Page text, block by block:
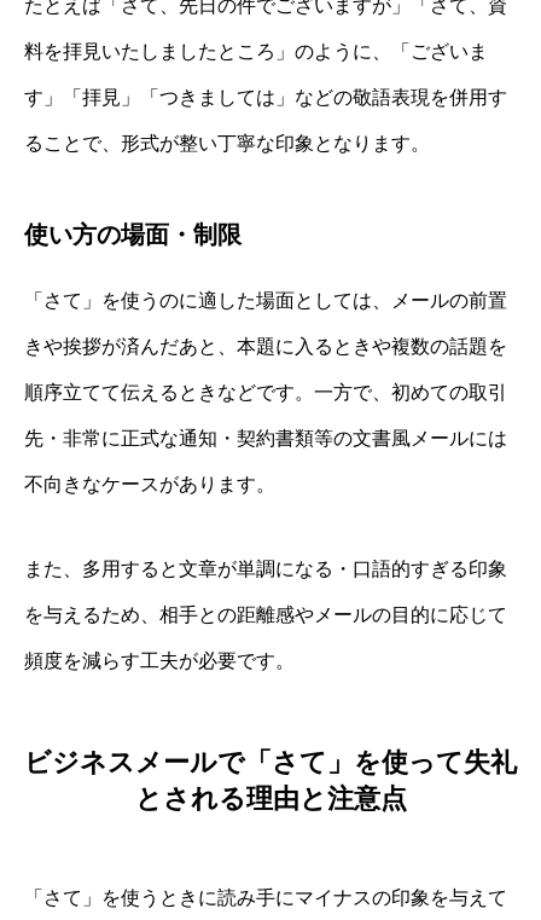
たとえば「さて、先日の件でございますが」「さて、資
料を拝見いたしましたところ」のように、「ございま
す」「拝見」「つきましては」などの敬語表現を併用す
ることで、形式が整い丁寧な印象となります。
使い方の場面・制限
「さて」を使うのに適した場面としては、メールの前置
きや挨拶が済んだあと、本題に入るときや複数の話題を
順序立てて伝えるときなどです。一方で、初めての取引
先・非常に正式な通知・契約書類等の文書風メールには
不向きなケースがあります。
また、多用すると文章が単調になる・口語的すぎる印象
を与えるため、相手との距離感やメールの目的に応じて
頻度を減らす工夫が必要です。
ビジネスメールで「さて」を使って失礼
とされる理由と注意点
「さて」を使うときに読み手にマイナスの印象を与えて